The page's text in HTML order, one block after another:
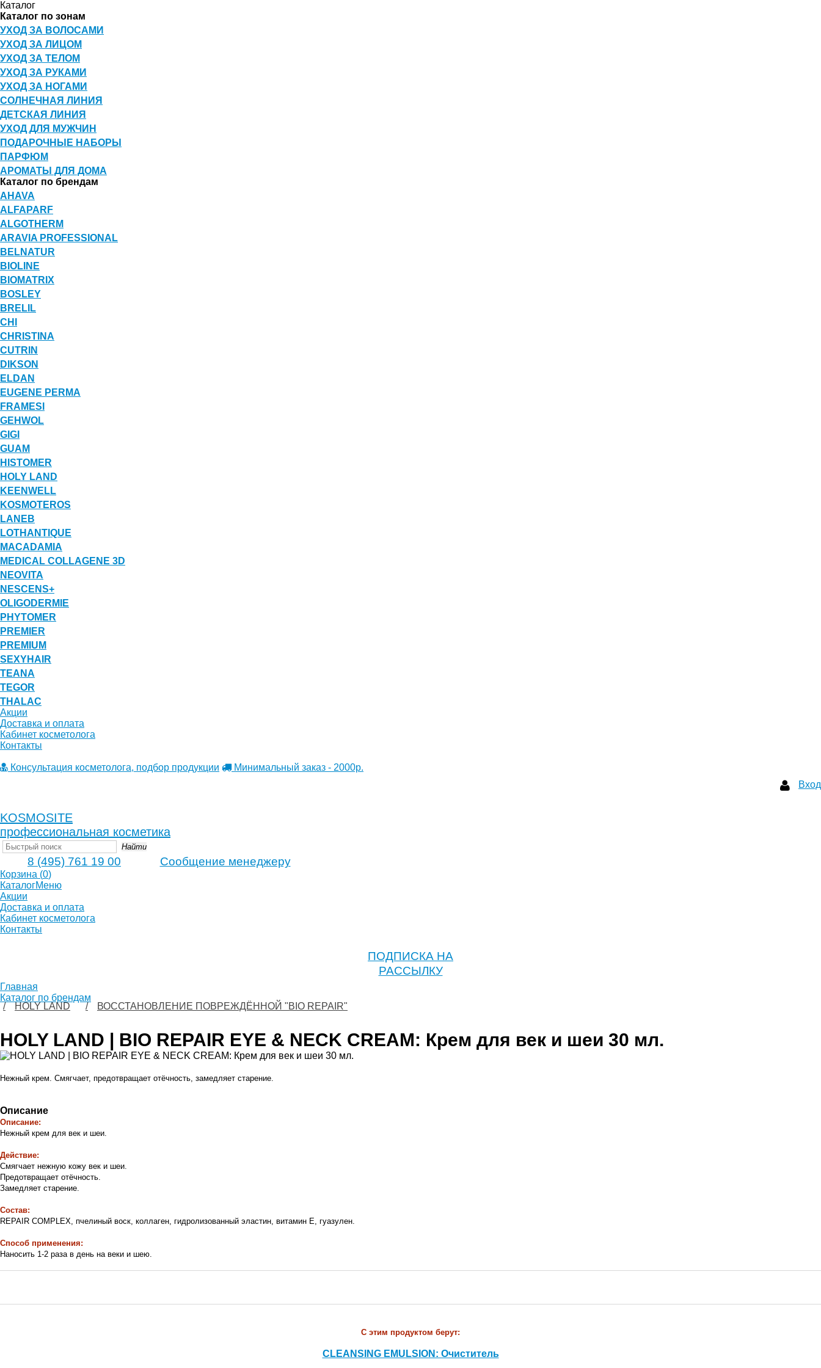
Каталог
Каталог по зонам
УХОД ЗА ВОЛОСАМИ
УХОД ЗА ЛИЦОМ
УХОД ЗА ТЕЛОМ
УХОД ЗА РУКАМИ
УХОД ЗА НОГАМИ
СОЛНЕЧНАЯ ЛИНИЯ
ДЕТСКАЯ ЛИНИЯ
УХОД ДЛЯ МУЖЧИН
ПОДАРОЧНЫЕ НАБОРЫ
ПАРФЮМ
АРОМАТЫ ДЛЯ ДОМА
Каталог по брендам
AHAVA
ALFAPARF
ALGOTHERM
ARAVIA PROFESSIONAL
BELNATUR
BIOLINE
BIOMATRIX
BOSLEY
BRELIL
CHI
CHRISTINA
CUTRIN
DIKSON
ELDAN
EUGENE PERMA
FRAMESI
GEHWOL
GIGI
GUAM
HISTOMER
HOLY LAND
KEENWELL
KOSMOTEROS
LANEB
LOTHANTIQUE
MACADAMIA
MEDICAL COLLAGENE 3D
NEOVITA
NESCENS+
OLIGODERMIE
PHYTOMER
PREMIER
PREMIUM
SEXYHAIR
TEANA
TEGOR
THALAC
Акции
Доставка и оплата
Кабинет косметолога
Контакты
Консультация косметолога, подбор продукции
Минимальный заказ - 2000р.
Вход
KOSMOSITE
профессиональная косметика
Найти
8 (495) 761 19 00 Сообщение менеджеру
Корзина (0)
КаталогМеню
Акции
Доставка и оплата
Кабинет косметолога
Контакты
ПОДПИСКА НА
РАССЫЛКУ
Главная
Каталог по брендам
HOLY LAND
ВОССТАНОВЛЕНИЕ ПОВРЕЖДЁННОЙ "BIO REPAIR"
HOLY LAND | BIO REPAIR EYE & NECK CREAM: Крем для век и шеи 30 мл.
Нежный крем. Смягчает, предотвращает отёчность, замедляет старение.
Описание
Описание:
Нежный крем для век и шеи.
Действие:
Смягчает нежную кожу век и шеи.
Предотвращает отёчность.
Замедляет старение.
Состав:
REPAIR COMPLEX, пчелиный воск, коллаген, гидролизованный эластин, витамин Е, гуазулен.
Способ применения:
Наносить 1-2 раза в день на веки и шею.
С этим продуктом берут:
CLEANSING EMULSION: Очиститель